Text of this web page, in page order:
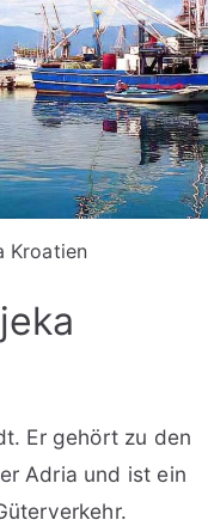
Kroatien
Er gehört zu den
Adria und ist ein